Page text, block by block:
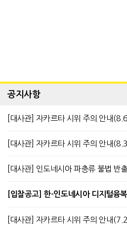
공지사항
[대사관] 자카르타 시위 주의 안내
[대사관] 자카르타 시위 주의 안내
[대사관] 인도네시아 파충류 불법 반
[입찰공고] 한-인도네시아 디지털융
[대사관] 자카르타 시위 주의 안내